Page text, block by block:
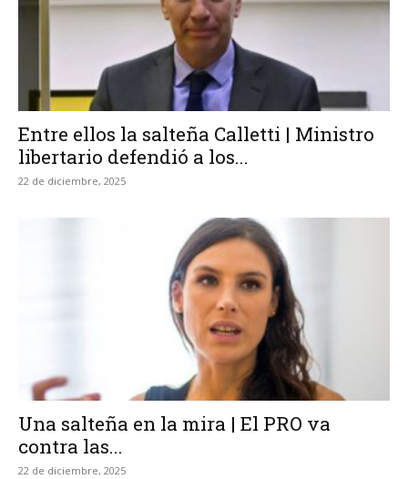
Entre ellos la salteña Calletti | Ministro
libertario defendió a los...
22 de diciembre, 2025
Una salteña en la mira | El PRO va
contra las...
22 de diciembre, 2025